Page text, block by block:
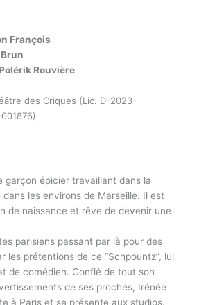
François
Polérik Rouvière
des Criques (Lic. D-2023-
garçon épicier travaillant dans la
les environs de Marseille. Il est
de naissance et rêve de devenir une
parisiens passant par là pour des
les prétentions de ce “Schpountz”, lui
de comédien. Gonflé de tout son
de ses proches, Irénée
à Paris et se présente aux studios.